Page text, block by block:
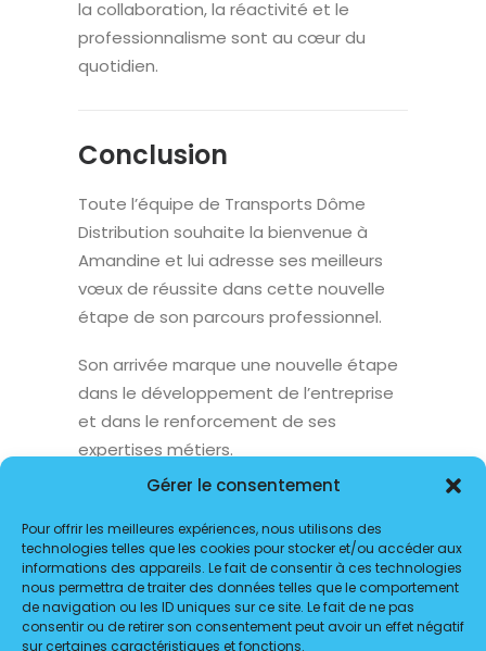
Gérer le consentement
Pour offrir les meilleures expériences, nous utilisons des
technologies telles que les cookies pour stocker et/ou accéder aux
informations des appareils. Le fait de consentir à ces technologies
nous permettra de traiter des données telles que le comportement
de navigation ou les ID uniques sur ce site. Le fait de ne pas
consentir ou de retirer son consentement peut avoir un effet négatif
sur certaines caractéristiques et fonctions.
la collaboration, la réactivité et le
professionnalisme sont au cœur du
quotidien.
Conclusion
Toute l’équipe de Transports Dôme
Distribution souhaite la bienvenue à
Amandine et lui adresse ses meilleurs
vœux de réussite dans cette nouvelle
étape de son parcours professionnel.
Son arrivée marque une nouvelle étape
dans le développement de l’entreprise
et dans le renforcement de ses
expertises métiers.